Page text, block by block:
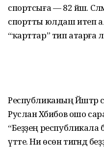
спортсыға — 82 йәш.
спортты юлдаш итеп
“ҡарттар” тип атарға
Республиканың Йәштәр
Руслан Хәбибов ошо
“Беҙҙең республикала
үтте. Ни өсөн тигәндә